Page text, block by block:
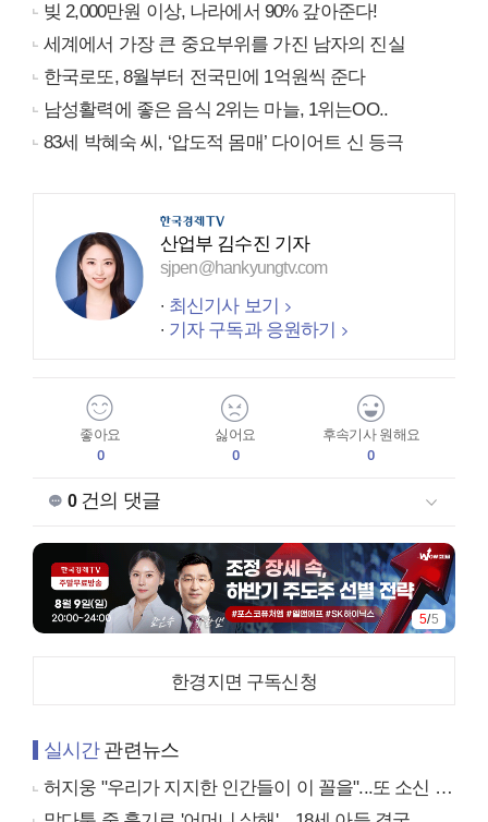
빚 2,000만원 이상, 나라에서 90% 갚아준다!
세계에서 가장 큰 중요부위를 가진 남자의 진실
한국로또, 8월부터 전국민에 1억원씩 준다
남성활력에 좋은 음식 2위는 마늘, 1위는OO..
83세 박혜숙 씨, ‘압도적 몸매’ 다이어트 신 등극
산업부 김수진 기자
sjpen@hankyungtv.com
최신기사 보기
기자 구독과 응원하기
좋아요
0
싫어요
0
후속기사 원해요
0
0건의 댓글
5/5
한경지면 구독신청
실시간관련뉴스
허지웅 "우리가 지지한 인간들이 이 꼴을"...또 소신 발언